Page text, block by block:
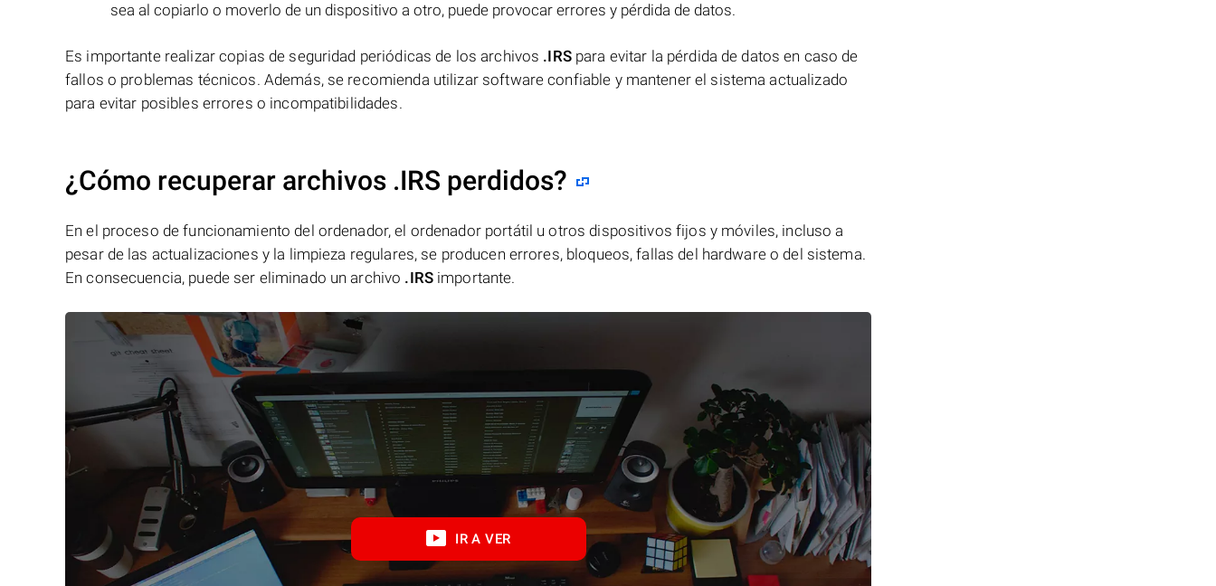
sea al copiarlo o moverlo de un dispositivo a otro, puede provocar errores y pérdida de datos.
Es importante realizar copias de seguridad periódicas de los archivos .IRSpara evitar la pérdida de datos en caso de
fallos o problemas técnicos. Además, se recomienda utilizar software confiable y mantener el sistema actualizado
para evitar posibles errores o incompatibilidades.
¿Cómo recuperar archivos .IRS perdidos?
En el proceso de funcionamiento del ordenador, el ordenador portátil u otros dispositivos fijos y móviles, incluso a
pesar de las actualizaciones y la limpieza regulares, se producen errores, bloqueos, fallas del hardware o del sistema.
En consecuencia, puede ser eliminado un archivo .IRSimportante.
IR A VER